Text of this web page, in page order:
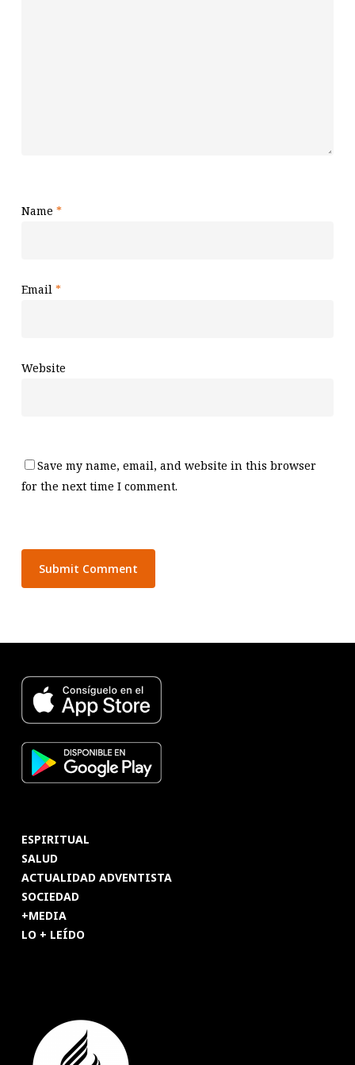
Name *
Email *
Website
Save my name, email, and website in this browser
for the next time I comment.
ESPIRITUAL
SALUD
ACTUALIDAD ADVENTISTA
SOCIEDAD
+MEDIA
LO + LEÍDO